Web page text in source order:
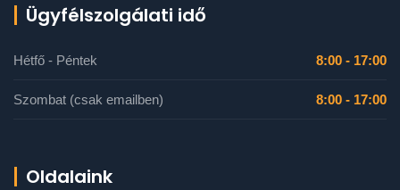
Ügyfélszolgálati idő
Hétfő - Péntek 8:00 - 17:00
Szombat (csak emailben) 8:00 - 17:00
Oldalaink